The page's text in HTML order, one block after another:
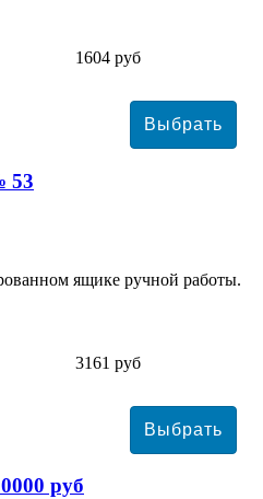
1604 руб
53
ящике ручной работы.
3161 руб
руб